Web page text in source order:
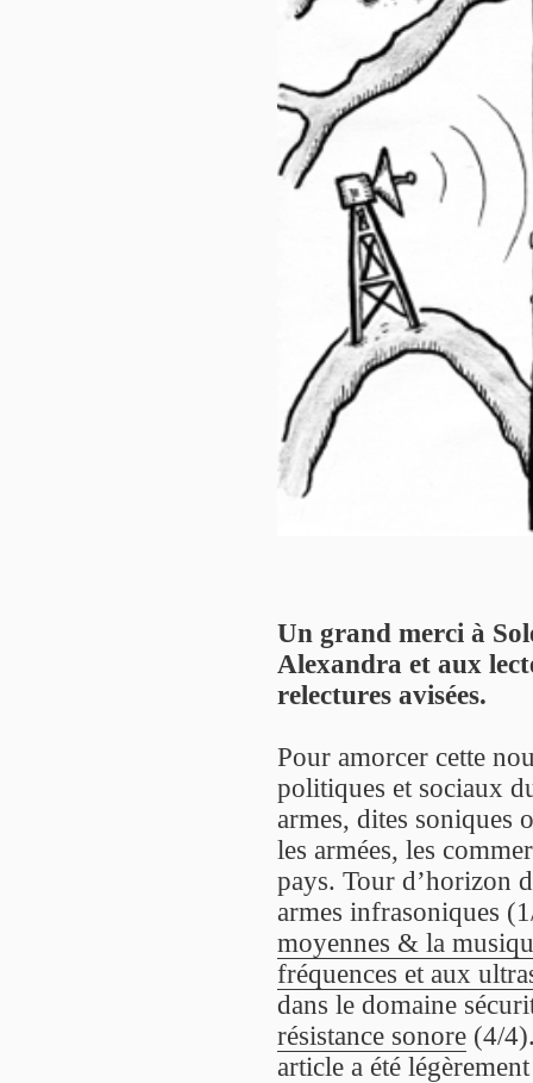
Un grand merci à
Alexandra et aux
relectures avisées.
Pour amorcer cette
politiques et sociaux
armes, dites soniques
les armées, les
pays. Tour d’horizon
armes infrasoniques
moyennes & la
fréquences et aux
dans le domaine
résistance sonore (4/
article a été